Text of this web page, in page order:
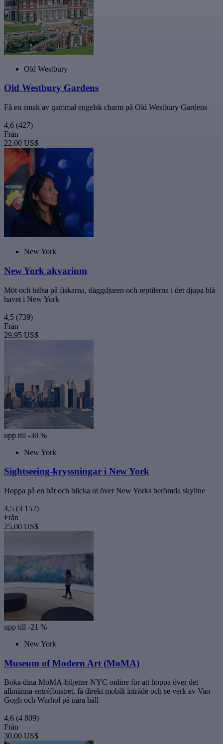
Old Westbury
Old Westbury Gardens
Få en smak av gammal engelsk charm på Old Westbury Gardens
4,6 (427)
Från
22,00 US$
New York
New York akvarium
Möt och hälsa på fiskarna, däggdjuren och reptilerna i det djupa blå
havet i New York
4,5 (739)
Från
29,95 US$
upp till -30 %
New York
Sightseeing-kryssningar i New York
Hoppa på en båt och blicka ut över New Yorks berömda skyline
4,5 (3 152)
Från
25,00 US$
upp till -21 %
New York
Museum of Modern Art (MoMA)
Boka dina MoMA-biljetter NYC online för att hoppa över det
allmänna entréfönstret, få direkt mobilt inträde och se verk av Van
Gogh och Warhol på nära håll
4,6 (4 809)
Från
30,00 US$